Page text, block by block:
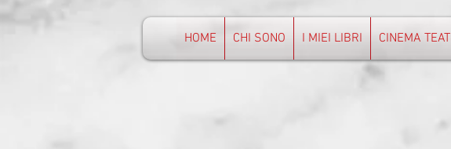
HOME CHI SONO I MIEI LIBRI CINEMA